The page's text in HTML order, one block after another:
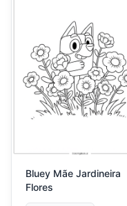
Bluey Mãe Jardineira
Flores